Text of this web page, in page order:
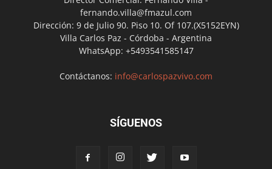
fernando.villa@fmazul.com
Dirección: 9 de Julio 90. Piso 10. Of 107.(X5152EYN)
Villa Carlos Paz - Córdoba - Argentina
WhatsApp: +5493541585147
Contáctanos: info@carlospazvivo.com
SÍGUENOS